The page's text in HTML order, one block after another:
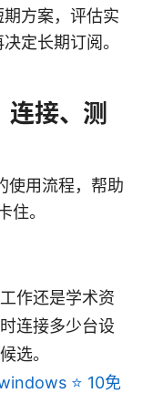
方案，评估实
定长期订阅。
接、测
使用流程，帮助
住。
作还是学术资
连接多少台设
选。
⭐ 10免